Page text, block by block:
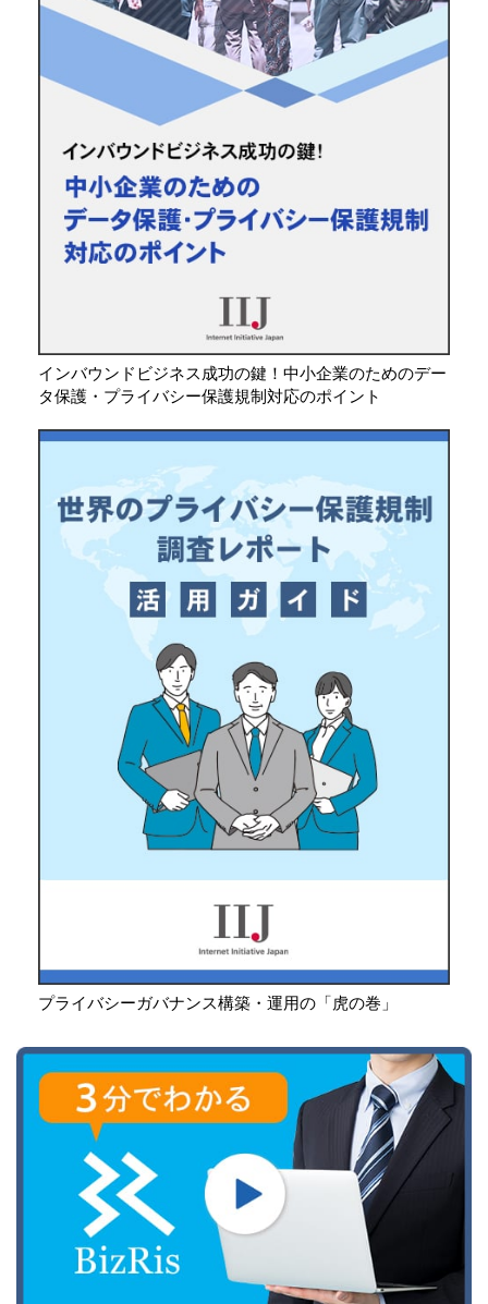
インバウンドビジネス成功の鍵！中小企業のためのデー
タ保護・プライバシー保護規制対応のポイント
プライバシーガバナンス構築・運用の「虎の巻」